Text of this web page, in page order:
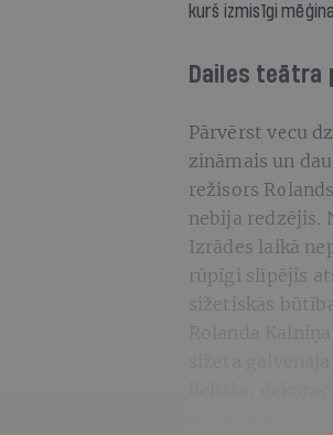
kurš izmisīgi
Dailes teātra
Pārvērst vecu
zināmais un
režisors
nebija redzējis.
Izrādes laikā
rūpīgi slīpējis
sižetiskās